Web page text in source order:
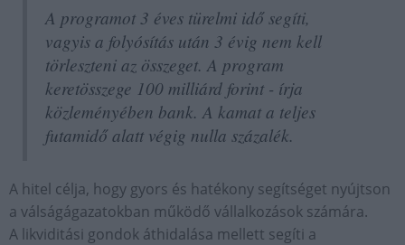
A programot 3 éves türelmi idő segíti,
vagyis a folyósítás után 3 évig nem kell
törleszteni az összeget. A program
keretösszege 100 milliárd forint - írja
közleményében bank. A kamat a teljes
futamidő alatt végig nulla százalék.
A hitel célja, hogy gyors és hatékony segítséget nyújtson
a válságágazatokban működő vállalkozások számára.
A likviditási gondok áthidalása mellett segíti a